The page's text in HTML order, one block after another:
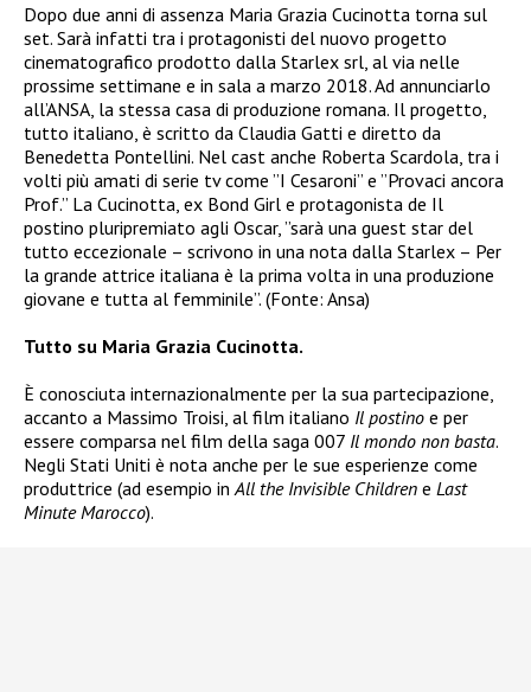
Dopo due anni di assenza Maria Grazia Cucinotta torna sul
set. Sarà infatti tra i protagonisti del nuovo progetto
cinematografico prodotto dalla Starlex srl, al via nelle
prossime settimane e in sala a marzo 2018. Ad annunciarlo
all’ANSA, la stessa casa di produzione romana. Il progetto,
tutto italiano, è scritto da Claudia Gatti e diretto da
Benedetta Pontellini. Nel cast anche Roberta Scardola, tra i
volti più amati di serie tv come ”I Cesaroni” e ”Provaci ancora
Prof.” La Cucinotta, ex Bond Girl e protagonista de Il
postino pluripremiato agli Oscar, ”sarà una guest star del
tutto eccezionale – scrivono in una nota dalla Starlex – Per
la grande attrice italiana è la prima volta in una produzione
giovane e tutta al femminile”. (Fonte: Ansa)
Tutto su Maria Grazia Cucinotta.
È conosciuta internazionalmente per la sua partecipazione,
accanto a Massimo Troisi, al film italiano Il postino e per
essere comparsa nel film della saga 007 Il mondo non basta.
Negli Stati Uniti è nota anche per le sue esperienze come
produttrice (ad esempio in All the Invisible Children e Last
Minute Marocco).